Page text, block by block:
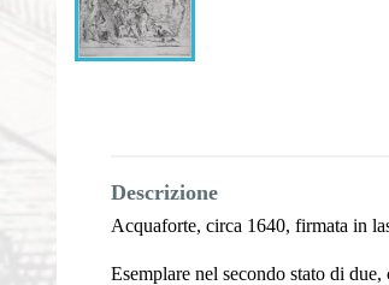
Descrizione
Acquaforte, circa 1640, firmata in
Esemplare nel secondo stato di